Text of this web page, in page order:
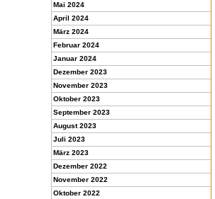
Mai 2024
April 2024
März 2024
Februar 2024
Januar 2024
Dezember 2023
November 2023
Oktober 2023
September 2023
August 2023
Juli 2023
März 2023
Dezember 2022
November 2022
Oktober 2022